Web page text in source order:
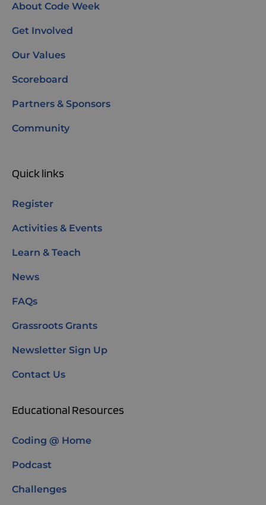
About Code Week
Get Involved
Our Values
Scoreboard
Partners & Sponsors
Community
Quick links
Register
Activities & Events
Learn & Teach
News
FAQs
Grassroots Grants
Newsletter Sign Up
Contact Us
Educational Resources
Coding @ Home
Podcast
Challenges